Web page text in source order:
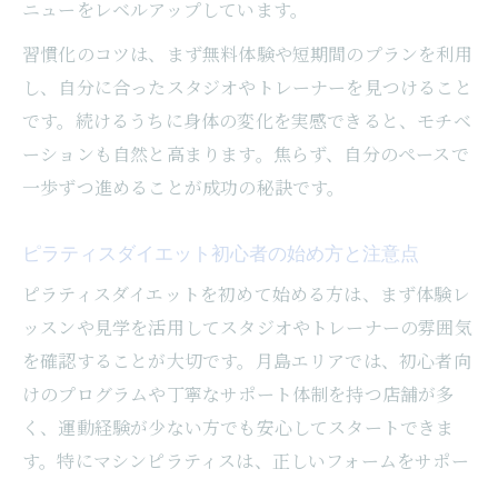
ニューをレベルアップしています。
習慣化のコツは、まず無料体験や短期間のプランを利用
し、自分に合ったスタジオやトレーナーを見つけること
です。続けるうちに身体の変化を実感できると、モチベ
ーションも自然と高まります。焦らず、自分のペースで
一歩ずつ進めることが成功の秘訣です。
ピラティスダイエット初心者の始め方と注意点
ピラティスダイエットを初めて始める方は、まず体験レ
ッスンや見学を活用してスタジオやトレーナーの雰囲気
を確認することが大切です。月島エリアでは、初心者向
けのプログラムや丁寧なサポート体制を持つ店舗が多
く、運動経験が少ない方でも安心してスタートできま
す。特にマシンピラティスは、正しいフォームをサポー